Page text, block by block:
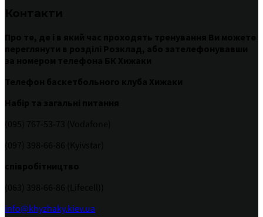
info@khyzhaky.kiev.ua